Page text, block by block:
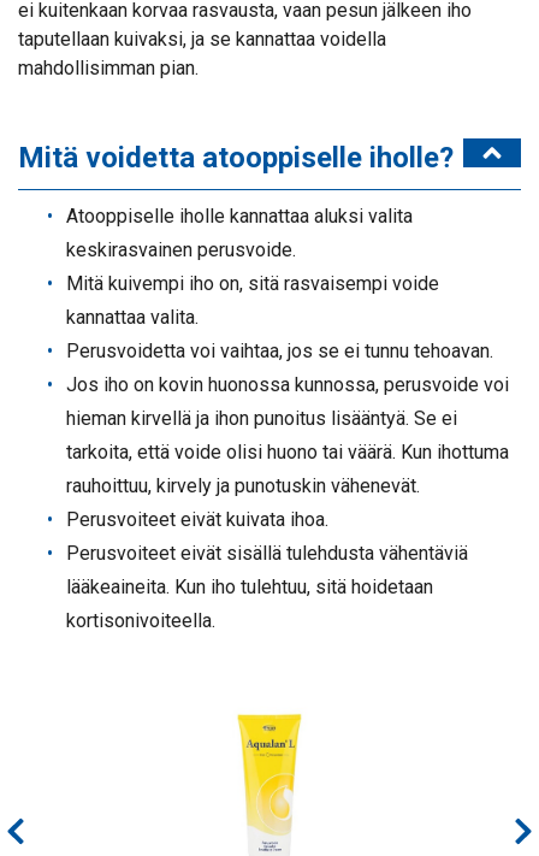
ei kuitenkaan korvaa rasvausta, vaan pesun jälkeen iho
taputellaan kuivaksi, ja se kannattaa voidella
mahdollisimman pian.
Mitä voidetta atooppiselle iholle?
Atooppiselle iholle kannattaa aluksi valita
keskirasvainen perusvoide.
Mitä kuivempi iho on, sitä rasvaisempi voide
kannattaa valita.
Perusvoidetta voi vaihtaa, jos se ei tunnu tehoavan.
Jos iho on kovin huonossa kunnossa, perusvoide voi
hieman kirvellä ja ihon punoitus lisääntyä. Se ei
tarkoita, että voide olisi huono tai väärä. Kun ihottuma
rauhoittuu, kirvely ja punotuskin vähenevät.
Perusvoiteet eivät kuivata ihoa.
Perusvoiteet eivät sisällä tulehdusta vähentäviä
lääkeaineita. Kun iho tulehtuu, sitä hoidetaan
kortisonivoiteella.